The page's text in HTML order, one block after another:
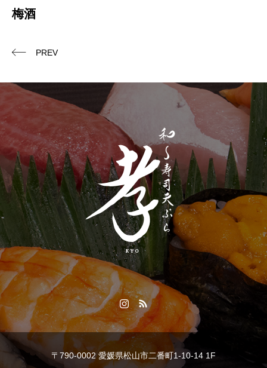
梅酒
PREV
〒790-0002 愛媛県松山市二番町1-10-14 1F